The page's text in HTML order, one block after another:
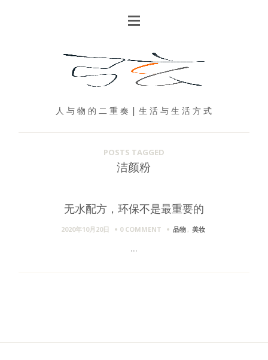
人 与 物 的 二 重 奏 | 生 活 与 生 活 方 式
POSTS TAGGED
洁颜粉
无水配方，环保不是最重要的
2020年10月20日 0 COMMENT 品物 , 美妆
...